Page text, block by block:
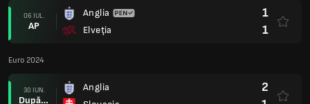
06 IUL.
AP
Anglia
Elveţia
1
1
Euro 2024
30 IUN.
După prel.
Anglia
2